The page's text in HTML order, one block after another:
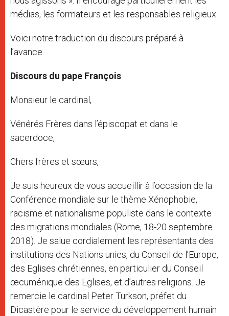
médias, les formateurs et les responsables religieux.
Voici notre traduction du discours préparé à
l’avance.
Discours du pape François
Monsieur le cardinal,
Vénérés Frères dans l’épiscopat et dans le
sacerdoce,
Chers frères et sœurs,
Je suis heureux de vous accueillir à l’occasion de la
Conférence mondiale sur le thème Xénophobie,
racisme et nationalisme populiste dans le contexte
des migrations mondiales (Rome, 18-20 septembre
2018). Je salue cordialement les représentants des
institutions des Nations unies, du Conseil de l’Europe,
des Eglises chrétiennes, en particulier du Conseil
œcuménique des Eglises, et d’autres religions. Je
remercie le cardinal Peter Turkson, préfet du
Dicastère pour le service du développement humain